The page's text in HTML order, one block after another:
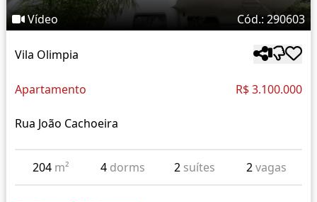
Vídeo Cód.: 290603
Vila Olimpia
Apartamento R$ 3.100.000
Rua João Cachoeira
204 m² 4 dorms 2 suítes 2vagas